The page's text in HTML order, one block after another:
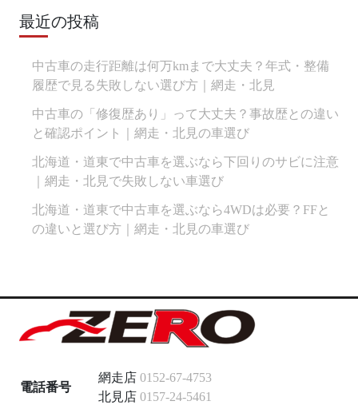
最近の投稿
中古車の走行距離は何万kmまで大丈夫？年式・整備
履歴で見る失敗しない選び方｜網走・北見
中古車の「修復歴あり」って大丈夫？事故歴との違い
と確認ポイント｜網走・北見の車選び
北海道・道東で中古車を選ぶなら下回りのサビに注意
｜網走・北見で失敗しない車選び
北海道・道東で中古車を選ぶなら4WDは必要？FFと
の違いと選び方｜網走・北見の車選び
電話番号
網走店 0152-67-4753
北見店 0157-24-5461